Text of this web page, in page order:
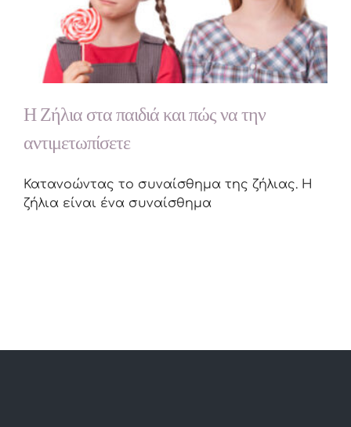
Η Ζήλια στα παιδιά και πώς να την
αντιμετωπίσετε
Κατανοώντας το συναίσθημα της ζήλιας. Η
ζήλια είναι ένα συναίσθημα